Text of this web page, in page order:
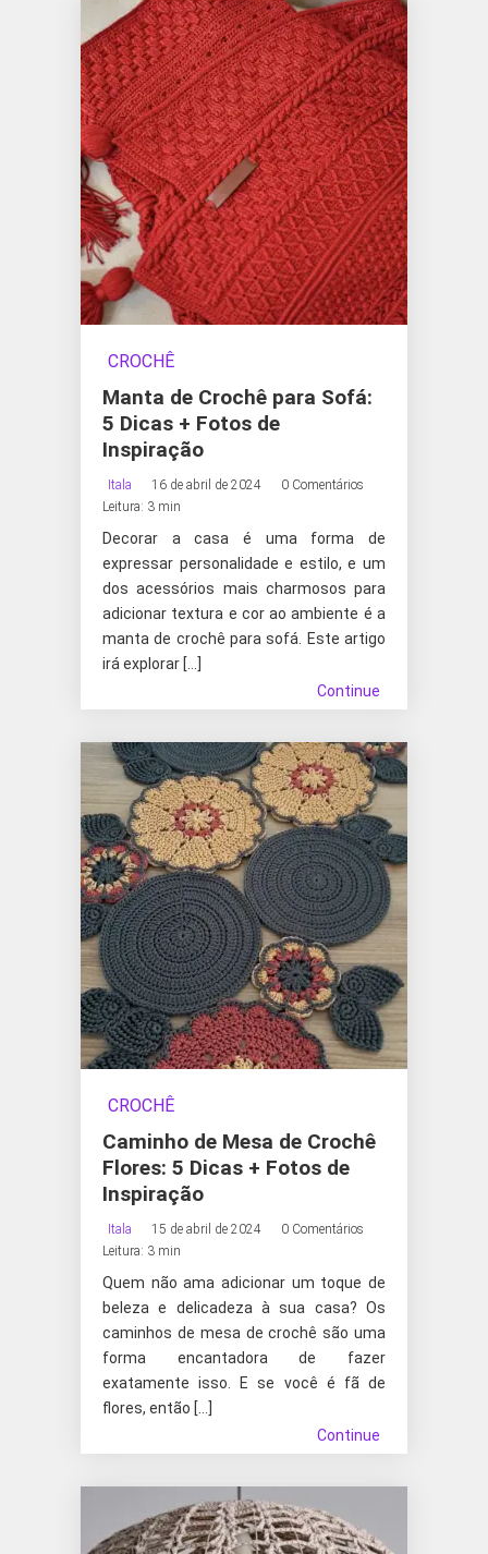
CROCHÊ
Manta de Crochê para Sofá:
5 Dicas + Fotos de
Inspiração
Itala 16 de abril de 2024
0 Comentários
Leitura: 3 min
Decorar a casa é uma forma de
expressar personalidade e estilo, e um
dos acessórios mais charmosos para
adicionar textura e cor ao ambiente é a
manta de crochê para sofá. Este artigo
irá explorar […]
Continue
CROCHÊ
Caminho de Mesa de Crochê
Flores: 5 Dicas + Fotos de
Inspiração
Itala 15 de abril de 2024
0 Comentários
Leitura: 3 min
Quem não ama adicionar um toque de
beleza e delicadeza à sua casa? Os
caminhos de mesa de crochê são uma
forma encantadora de fazer
exatamente isso. E se você é fã de
flores, então […]
Continue